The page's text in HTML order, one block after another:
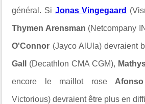
général. Si Jonas Vingegaard
Thymen Arensman (Netcompany
O'Connor (Jayco AlUla) devraient
Gall (Decathlon CMA CGM),
encore le maillot rose
Victorious) devraient être plus en